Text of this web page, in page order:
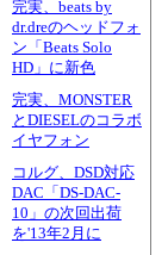
完実、beats by
dr.dreのヘッドフォ
ン「Beats Solo
HD」に新色
完実、MONSTER
とDIESELのコラボ
イヤフォン
コルグ、DSD対応
DAC「DS-DAC-
10」の次回出荷
を'13年2月に